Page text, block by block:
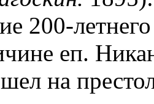
200-
еп.
на